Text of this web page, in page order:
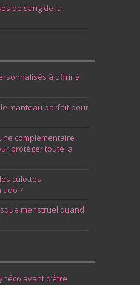
de sang de la
à offrir à
manteau parfait pour
complémentaire
protéger toute la
culottes
ado ?
menstruel quand
avant d’être